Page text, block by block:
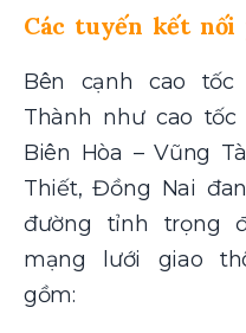
Các tuyến kết
Bên cạnh cao
Thành như cao tốc
Biên Hòa – Vũng
Thiết, Đồng Nai
đường tỉnh trọng
mạng lưới giao
gồm: